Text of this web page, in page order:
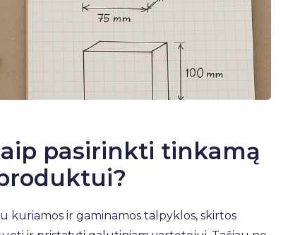
pasirinkti tinkamą
kuriamos ir gaminamos talpyklos, skirtos